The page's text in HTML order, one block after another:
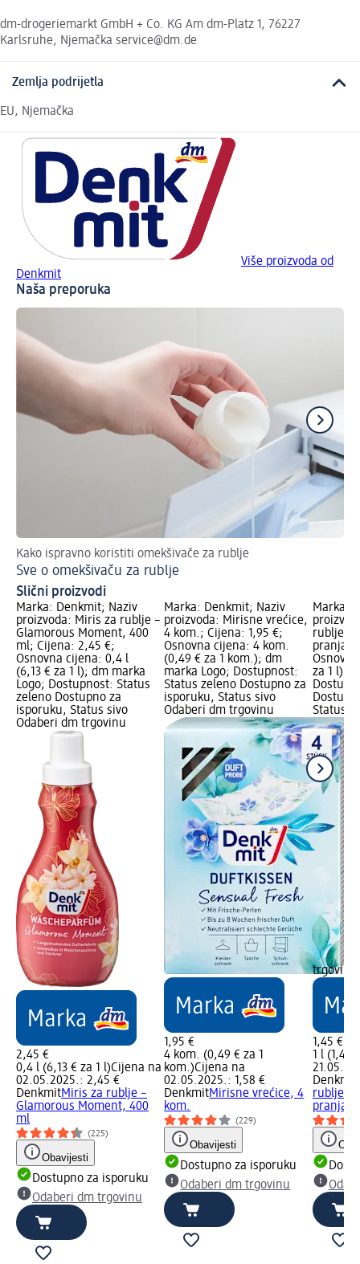
dm-drogeriemarkt GmbH + Co. KG Am dm-Platz 1, 76227
Karlsruhe, Njemačka service@dm.de
Zemlja podrijetla
EU, Njemačka
Više proizvoda od
Denkmit
Naša preporuka
Kako ispravno koristiti omekšivače za rublje
Sve o omekšivaču za rublje
Slični proizvodi
Marka: Denkmit; Naziv
proizvoda: Miris za rublje –
Glamorous Moment, 400
ml; Cijena: 2,45 €;
Osnovna cijena: 0,4 l
(6,13 € za 1 l); dm marka
Logo; Dostupnost: Status
zeleno Dostupno za
isporuku, Status sivo
Odaberi dm trgovinu
2,45 €
0,4 l (6,13 € za 1 l)Cijena na
02.05.2025.: 2,45 €
DenkmitMiris za rublje –
Glamorous Moment, 400
ml
(225)
Obavijesti
Dostupno za isporuku
Odaberi dm trgovinu
Marka: Denkmit; Naziv
proizvoda: Mirisne vrećice,
4 kom.; Cijena: 1,95 €;
Osnovna cijena: 4 kom.
(0,49 € za 1 kom.); dm
marka Logo; Dostupnost:
Status zeleno Dostupno za
isporuku, Status sivo
Odaberi dm trgovinu
1,95 €
4 kom. (0,49 € za 1
kom.)Cijena na
02.05.2025.: 1,58 €
DenkmitMirisne vrećice, 4
kom.
(229)
Obavijesti
Dostupno za isporuku
Odaberi dm trgovinu
Marka:
rublje –
pranja,
za 1 l);
Status
trgovinu
1,45 €
1 l (1,45
Denkmit
rublje –
pranja,